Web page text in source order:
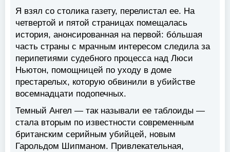
Я взял со столика газету, перелистал ее. На
четвертой и пятой страницах помещалась
история, анонсированная на первой: бо́льшая
часть страны с мрачным интересом следила за
перипетиями судебного процесса над Люси
Ньютон, помощницей по уходу в доме
престарелых, которую обвинили в убийстве
восемнадцати подопечных.
Темный Ангел — так называли ее таблоиды —
стала вторым по известности современным
британским серийным убийцей, новым
Гарольдом Шипманом. Привлекательная,